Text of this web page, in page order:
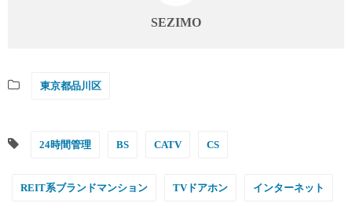
SEZIMO
東京都品川区
24時間管理 BS CATV CS
REIT系ブランドマンション TVドアホン インターネット